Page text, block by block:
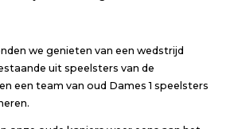
we genieten van een wedstrijd
uit speelsters van de
een team van oud Dames 1 speelsters